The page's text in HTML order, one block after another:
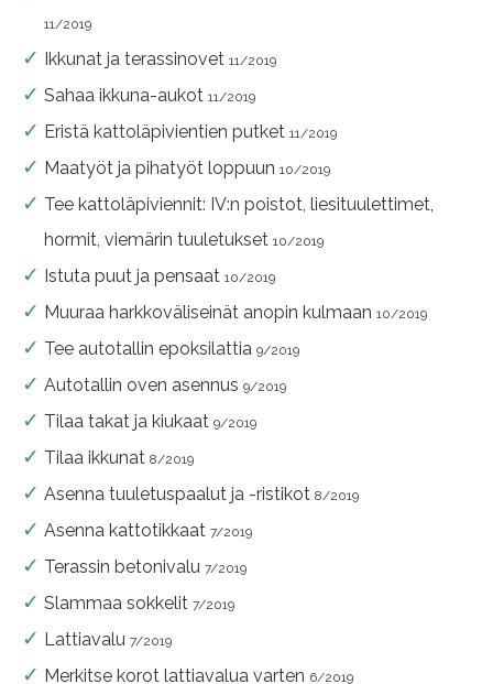
11/2019
Ikkunat ja terassinovet 11/2019
Sahaa ikkuna-aukot 11/2019
Eristä kattoläpivientien putket 11/2019
Maatyöt ja pihatyöt loppuun 10/2019
Tee kattoläpiviennit: IV:n poistot, liesituulettimet,
hormit, viemärin tuuletukset 10/2019
Istuta puut ja pensaat 10/2019
Muuraa harkkoväliseinät anopin kulmaan 10/2019
Tee autotallin epoksilattia 9/2019
Autotallin oven asennus 9/2019
Tilaa takat ja kiukaat 9/2019
Tilaa ikkunat 8/2019
Asenna tuuletuspaalut ja -ristikot 8/2019
Asenna kattotikkaat 7/2019
Terassin betonivalu 7/2019
Slammaa sokkelit 7/2019
Lattiavalu 7/2019
Merkitse korot lattiavalua varten 6/2019